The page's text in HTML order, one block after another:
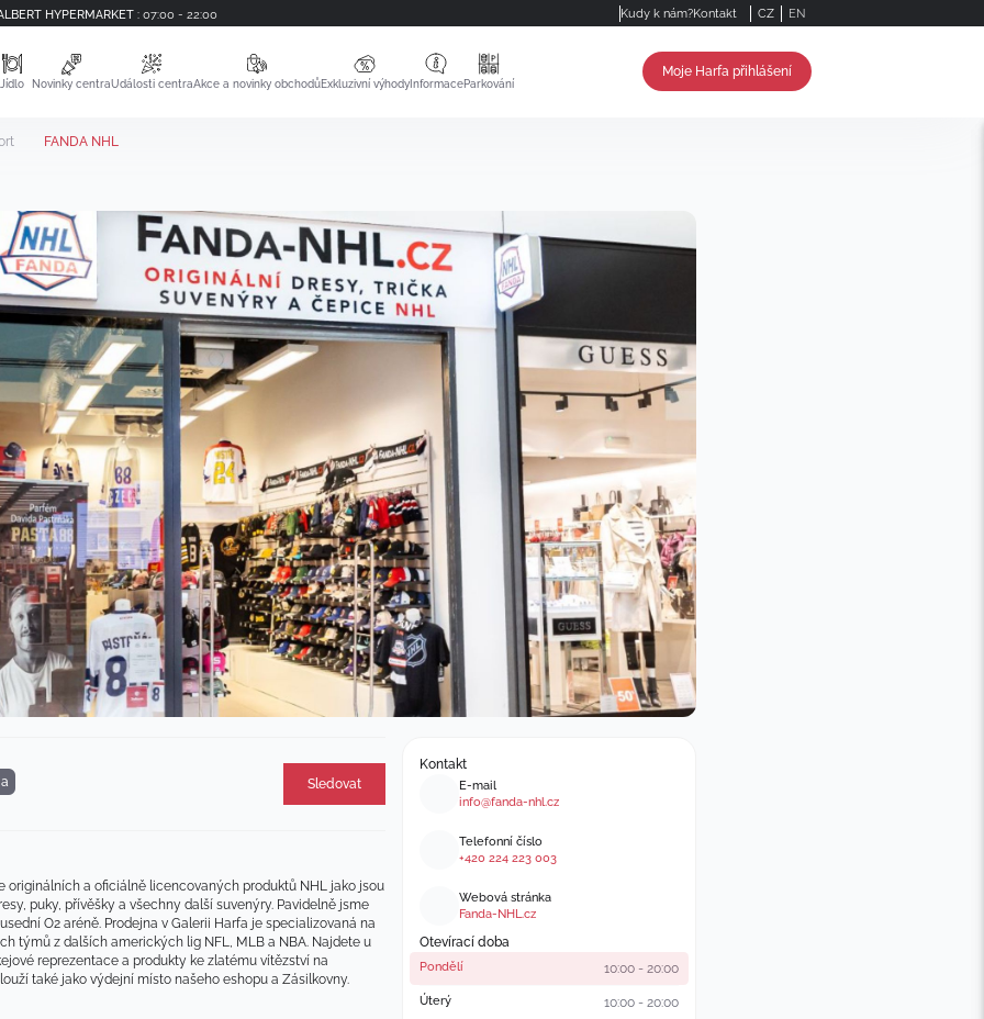
HYPERMARKET : 07:00 - 22:00 Kudy k nám?Kontakt CZ EN
Jídlo Novinky centraUdálosti centraAkce a novinky obchodůExkluzivní výhodyInformaceParkování
Moje Harfa přihlášení
FANDA NHL
Sledovat
originálních a oficiálně licencovaných produktů NHL jako jsou
puky, přívěšky a všechny další suvenýry. Pavidelně jsme
O2 aréně. Prodejna v Galerii Harfa je specializovaná na
týmů z dalších amerických lig NFL, MLB a NBA. Najdete u
reprezentace a produkty ke zlatému vítězství na
také jako výdejní místo našeho eshopu a Zásilkovny.
Kontakt
E-mail
info@fanda-nhl.cz
Telefonní číslo
+420 224 223 003
Webová stránka
Fanda-NHL.cz
Otevírací doba
Pondělí 10:00 - 20:00
Úterý 10:00 - 20:00